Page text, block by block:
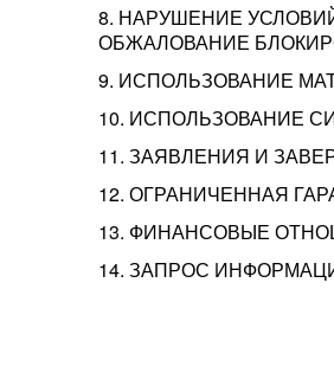
8. НАРУШЕНИЕ
ОБЖАЛОВАНИЕ
9. ИСПОЛЬЗОВАНИЕ
10. ИСПОЛЬЗОВАНИЕ
11. ЗАЯВЛЕНИЯ И
12. ОГРАНИЧЕННАЯ
13. ФИНАНСОВЫЕ
14. ЗАПРОС